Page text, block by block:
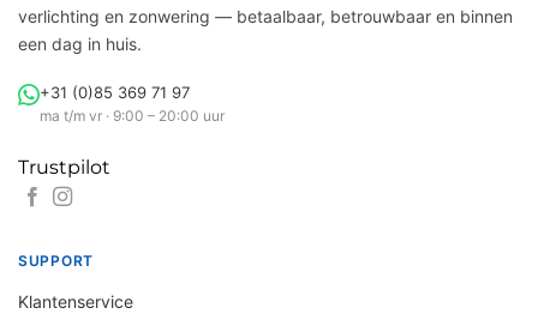
verlichting en zonwering — betaalbaar, betrouwbaar en binnen
een dag in huis.
+31 (0)85 369 71 97
ma t/m vr · 9:00 – 20:00 uur
Trustpilot
SUPPORT
Klantenservice